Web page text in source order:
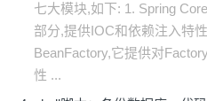
七大模块,如下: 1. Spring
部分,提供IOC和依赖注入特
BeanFactory,它提供对
性 ...